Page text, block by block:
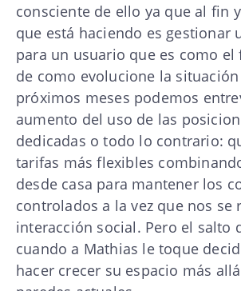
consciente de ello ya que al fin
que está haciendo es gestionar
para un usuario que es como el
de como evolucione la
próximos meses podemos
aumento del uso de las
dedicadas o todo lo contrario:
tarifas más flexibles
desde casa para mantener los
controlados a la vez que nos se
interacción social. Pero el salto
cuando a Mathias le toque
hacer crecer su espacio más